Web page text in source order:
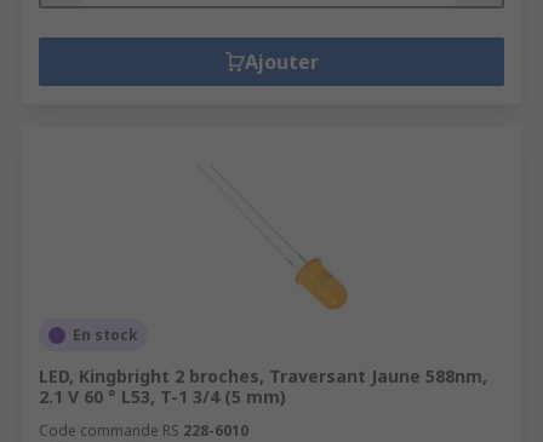
Ajouter
En stock
LED, Kingbright 2 broches, Traversant Jaune 588nm,
2.1 V 60 ° L53, T-1 3/4 (5 mm)
Code commande RS 228-6010